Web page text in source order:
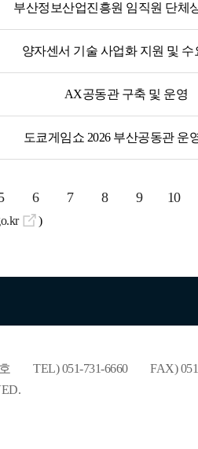
경영공시
부산정보산업진흥원 임직원 단체
양자센서 기술 사업화 지원 및 수
AX공동관 구축 및 운영
도쿄게임쇼 2026 부산공동관 운
6 7 8 9 10
)
TEL) 051-731-6660
FAX)